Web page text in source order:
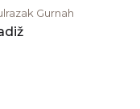
Gurnah